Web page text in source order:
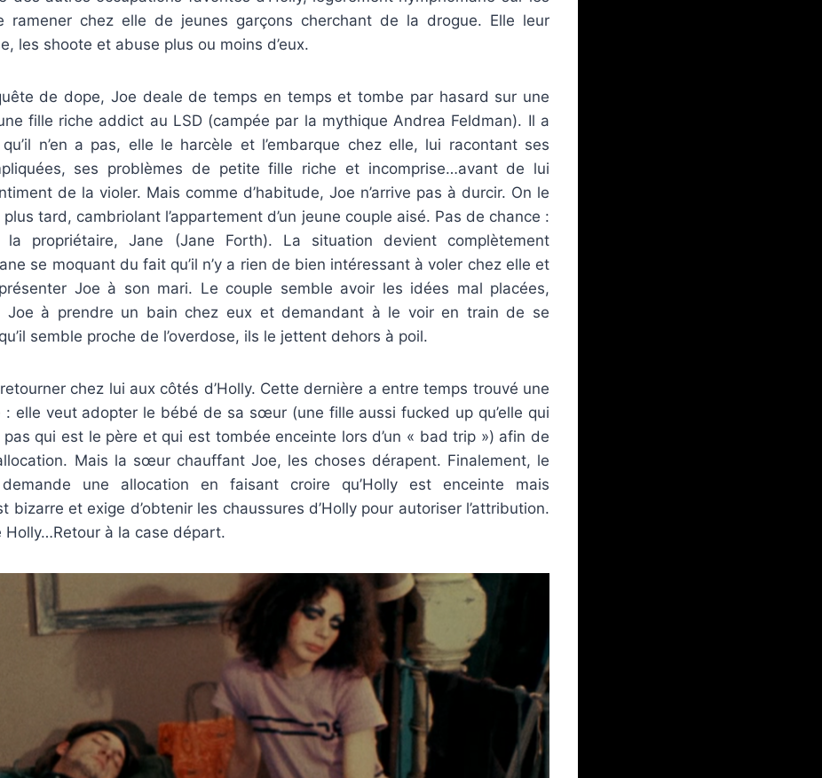
ramener chez elle de jeunes garçons cherchant de la drogue. Elle leur
les shoote et abuse plus ou moins d’eux.
de dope, Joe deale de temps en temps et tombe par hasard sur une
fille riche addict au LSD (campée par la mythique Andrea Feldman). Il a
n’en a pas, elle le harcèle et l’embarque chez elle, lui racontant ses
ses problèmes de petite fille riche et incomprise…avant de lui
de la violer. Mais comme d’habitude, Joe n’arrive pas à durcir. On le
tard, cambriolant l’appartement d’un jeune couple aisé. Pas de chance :
propriétaire, Jane (Jane Forth). La situation devient complètement
se moquant du fait qu’il n’y a rien de bien intéressant à voler chez elle et
Joe à son mari. Le couple semble avoir les idées mal placées,
Joe à prendre un bain chez eux et demandant à le voir en train de se
semble proche de l’overdose, ils le jettent dehors à poil.
chez lui aux côtés d’Holly. Cette dernière a entre temps trouvé une
: elle veut adopter le bébé de sa sœur (une fille aussi fucked up qu’elle qui
qui est le père et qui est tombée enceinte lors d’un « bad trip ») afin de
Mais la sœur chauffant Joe, les choses dérapent. Finalement, le
une allocation en faisant croire qu’Holly est enceinte mais
bizarre et exige d’obtenir les chaussures d’Holly pour autoriser l’attribution.
Holly…Retour à la case départ.